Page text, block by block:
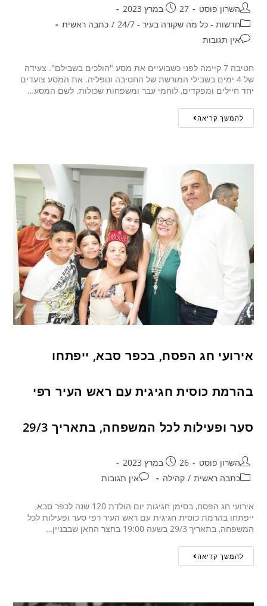
השרון פוסט
27 במרץ 2023
חדשות - כל מה שקורה בעיר - 24/7
/ כתבה ראשית
אין תגובות
חטיבה 7 קיימה לפני כשבועיים את מסע "הולכים בשבילם". צעידה
של 4 ימים בשבילי המורשת של החטיבה ונופליה. את המסע צועדים
יחד חיילים ומפקדים, לוחמי עבר ומשפחות שכולות. לשם המסע…
להמשך קריאה
אירועי חג הפסח, בכפר סבא, ייפתחו
בהרמת כוסית חגיגית עם ראש העיר רפי
סער ופעילות לכל המשפחה, בתאריך 29/3
השרון פוסט
26 במרץ 2023
כתבה ראשית / קהילה אין תגובות
אירועי חג הפסח, בסימן חגיגות יום הולדת 120 שנה לכפר סבא,
ייפתחו בהרמת כוסית חגיגית עם ראש העיר רפי סער ופעילות לכל
המשפחה, בתאריך 29/3 בשעה 19:00 בחצר החאן שבבניין…
להמשך קריאה